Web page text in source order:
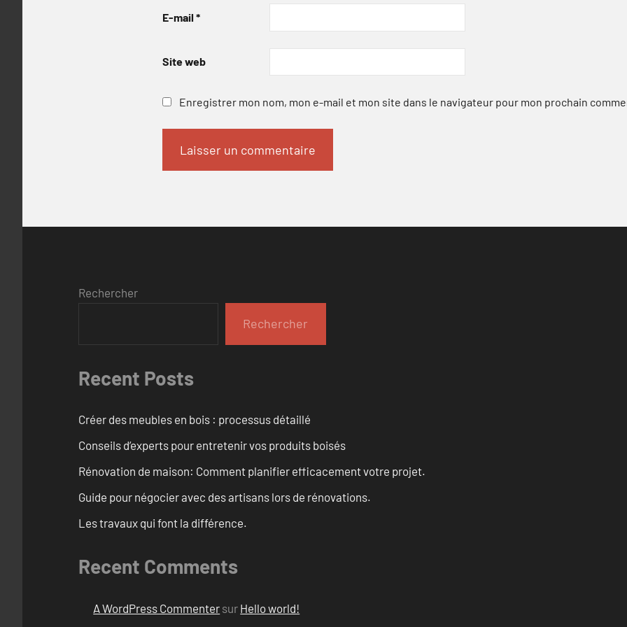
E-mail *
Site web
Enregistrer mon nom, mon e-mail et mon site dans le navigateur pour mon prochain
Rechercher
Rechercher
Recent Posts
Créer des meubles en bois : processus détaillé
Conseils d’experts pour entretenir vos produits boisés
Rénovation de maison: Comment planifier efficacement votre projet.
Guide pour négocier avec des artisans lors de rénovations.
Les travaux qui font la différence.
Recent Comments
A WordPress Commenter sur Hello world!